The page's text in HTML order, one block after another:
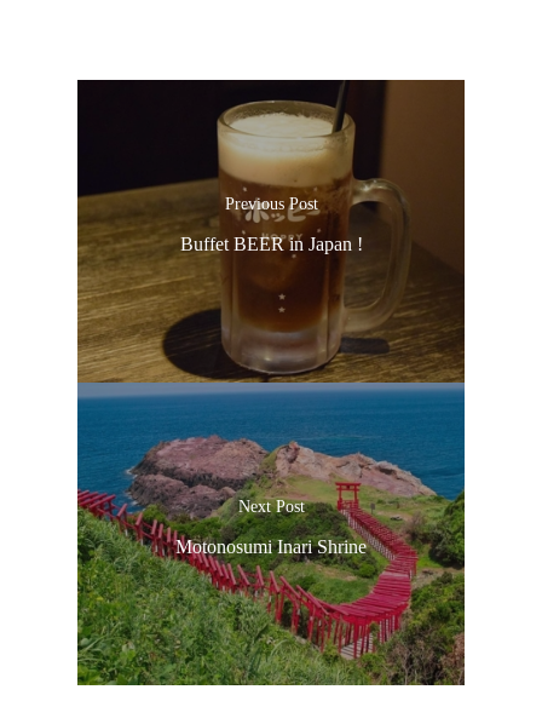
Previous Post
Buffet BEER in Japan !
Next Post
Motonosumi Inari Shrine